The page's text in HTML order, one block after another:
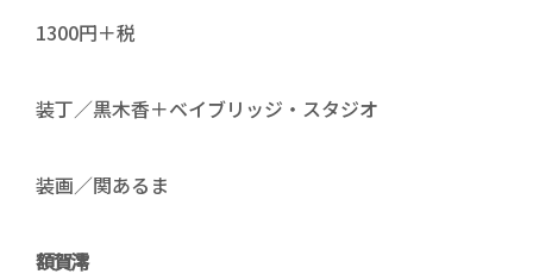
1300円＋税
装丁／黒木香＋ベイブリッジ・スタジオ
装画／関あるま
額賀澪